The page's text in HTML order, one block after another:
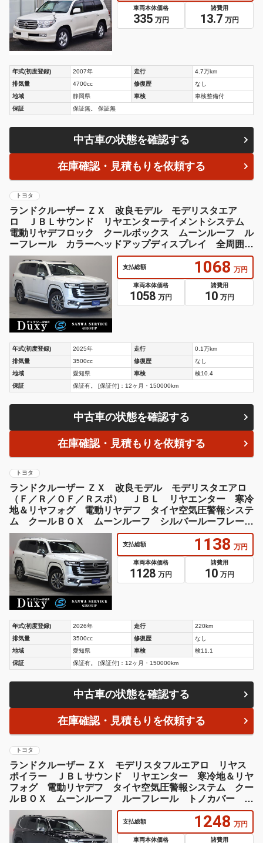
車両本体価格
335 万円
諸費用
13.7 万円
年式(初度登録) 2007年 走行
4.7万km
排気量
4700cc 修復歴
なし
地域
静岡県 車検
車検整備付
保証
保証無。 保証無
中古車の状態を確認する
在庫確認・見積もりを依頼する
トヨタ
ランドクルーザー ＺＸ 改良モデル モデリスタエア
ロ ＪＢＬサウンド リヤエンターテイメントシステム
電動リヤデフロック クールボックス ムーンルーフ ル
ーフレール カラーヘッドアップディスプレイ 全周囲モ
ニター ＢＳＭ
支払総額 1068 万円
車両本体価格
1058 万円
諸費用
10 万円
年式(初度登録) 2025年 走行
0.1万km
排気量
3500cc 修復歴
なし
地域
愛知県 車検
検10.4
保証
保証有。 [保証付]：12ヶ月・150000km
中古車の状態を確認する
在庫確認・見積もりを依頼する
トヨタ
ランドクルーザー ＺＸ 改良モデル モデリスタエアロ
（Ｆ／Ｒ／ＯＦ／Ｒスポ） ＪＢＬ リヤエンター 寒冷
地＆リヤフォグ 電動リヤデフ タイヤ空気圧警報システ
ム クールＢＯＸ ムーンルーフ シルバールーフレー
ル ＩＴＳコネクト
支払総額 1138 万円
車両本体価格
1128 万円
諸費用
10 万円
年式(初度登録) 2026年 走行
220km
排気量
3500cc 修復歴
なし
地域
愛知県 車検
検11.1
保証
保証有。 [保証付]：12ヶ月・150000km
中古車の状態を確認する
在庫確認・見積もりを依頼する
トヨタ
ランドクルーザー ＺＸ モデリスタフルエアロ リヤス
ポイラー ＪＢＬサウンド リヤエンター 寒冷地＆リヤ
フォグ 電動リヤデフ タイヤ空気圧警報システム クー
ルＢＯＸ ムーンルーフ ルーフレール トノカバー Ｉ
ＴＳコネクト
支払総額 1248 万円
車両本体価格 諸費用